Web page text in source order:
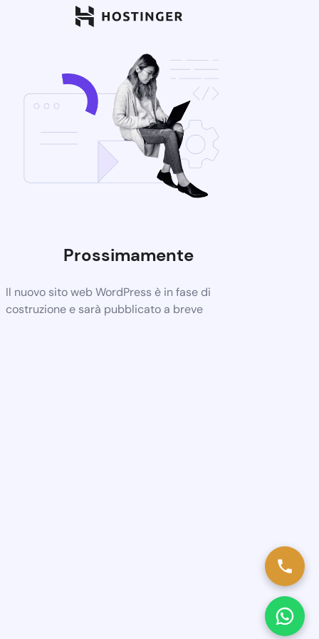
Prossimamente
Il nuovo sito web WordPress è in fase di
costruzione e sarà pubblicato a breve